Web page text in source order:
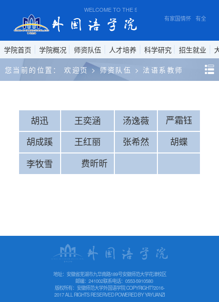
WELCOME TO THE SCHOOL OF FOREIGN
有家国情怀 有全球
学院首页 学院概况 师资队伍 人才培养 科学研究 招生就业
您当前的位置： 欢迎页 > 师资队伍 > 法语系教师
胡迅 王奕涵 汤逸薇 严霜钰
胡成蹊 王红丽 张希然 胡蝶
李牧雪 费昕昕
地址：安徽省芜湖市九华南路189号安徽师范大学花津校区
邮编：241002联系电话：0553-5910580
版权所有：安徽师范大学外国语学院 COPYRIGHT?2016-
2017 ALL RIGHTS RESERVED POWERED BYYAYUANZI